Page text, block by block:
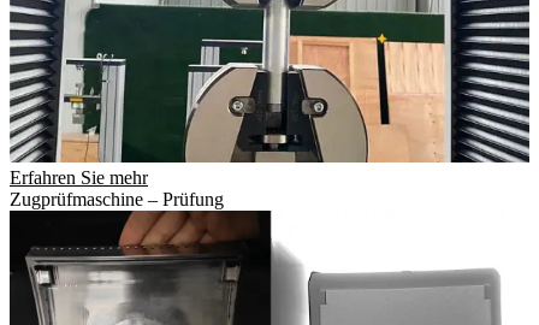
Erfahren Sie mehr
Zugprüfmaschine – Prüfung